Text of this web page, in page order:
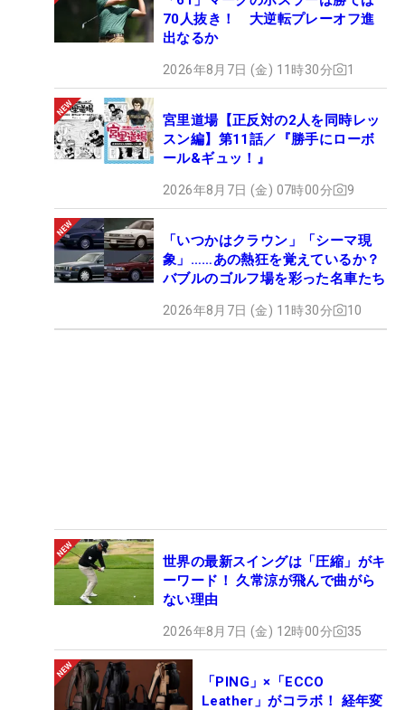
70人抜き！ 大逆転プレーオフ進
出なるか
2026年8月7日 (金) 11時30分 1
宮里道場【正反対の2人を同時レッ
スン編】第11話／『勝手にローボ
ール&ギュッ！』
2026年8月7日 (金) 07時00分 9
「いつかはクラウン」「シーマ現
象」……あの熱狂を覚えているか？
バブルのゴルフ場を彩った名車たち
2026年8月7日 (金) 11時30分 10
世界の最新スイングは「圧縮」がキ
ーワード！ 久常涼が飛んで曲がら
ない理由
2026年8月7日 (金) 12時00分 35
「PING」×「ECCO
Leather」がコラボ！ 経年変